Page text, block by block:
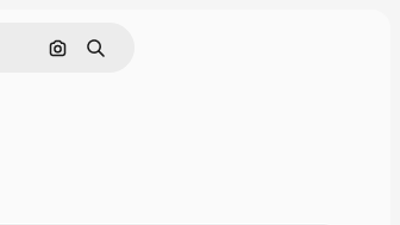
Cerca per immagine
Ricerca